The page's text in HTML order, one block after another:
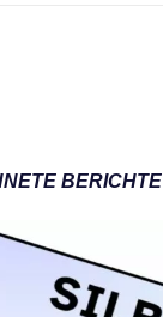
BERICHTE